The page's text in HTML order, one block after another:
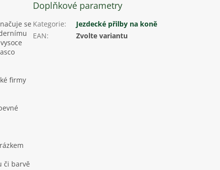
se
firmy
či barvě
Doplňkové parametry
Kategorie:
Jezdecké přilby na koně
EAN: Zvolte variantu